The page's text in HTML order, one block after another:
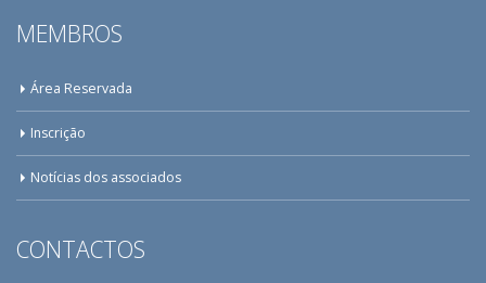
MEMBROS
Área Reservada
Inscrição
Notícias dos associados
CONTACTOS